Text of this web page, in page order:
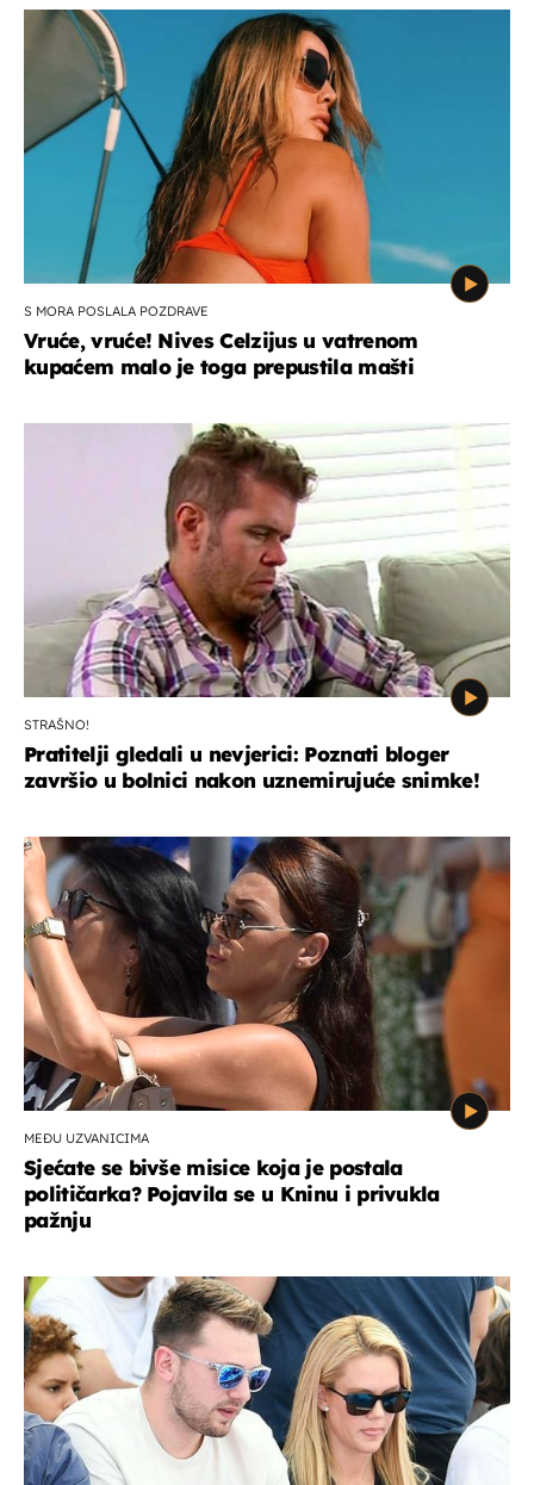
S MORA POSLALA POZDRAVE
Vruće, vruće! Nives Celzijus u vatrenom
kupaćem malo je toga prepustila mašti
STRAŠNO!
Pratitelji gledali u nevjerici: Poznati bloger
završio u bolnici nakon uznemirujuće snimke!
MEĐU UZVANICIMA
Sjećate se bivše misice koja je postala
političarka? Pojavila se u Kninu i privukla
pažnju